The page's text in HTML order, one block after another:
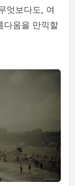
엇보다도, 여
다움을 만끽할